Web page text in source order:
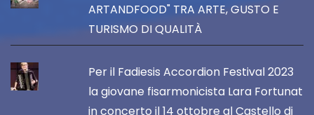
ARTANDFOOD" TRA ARTE, GUSTO E
TURISMO DI QUALITÀ
Per il Fadiesis Accordion Festival 2023
la giovane fisarmonicista Lara Fortunat
in concerto il 14 ottobre al Castello di